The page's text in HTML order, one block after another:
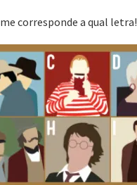
corresponde a qual letra!